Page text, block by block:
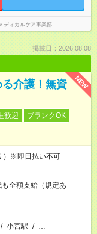
ディカルケア事業部
掲載日：2026.08.08
NEW
介護！無資
歓迎
ブランクOK
）※即日払い不可
全額支給（規定あ
/ 小宮駅 / …